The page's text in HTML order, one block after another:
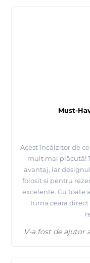
Must-
Acest încălzitor de
mult mai plăcută!
avantaj, iar
folosit și pentru
excelente. Cu toate
turna ceara
V-a fost de ajutor